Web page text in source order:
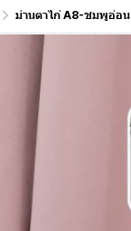
ม่านตาไก่ A8-ชมพูอ่อน